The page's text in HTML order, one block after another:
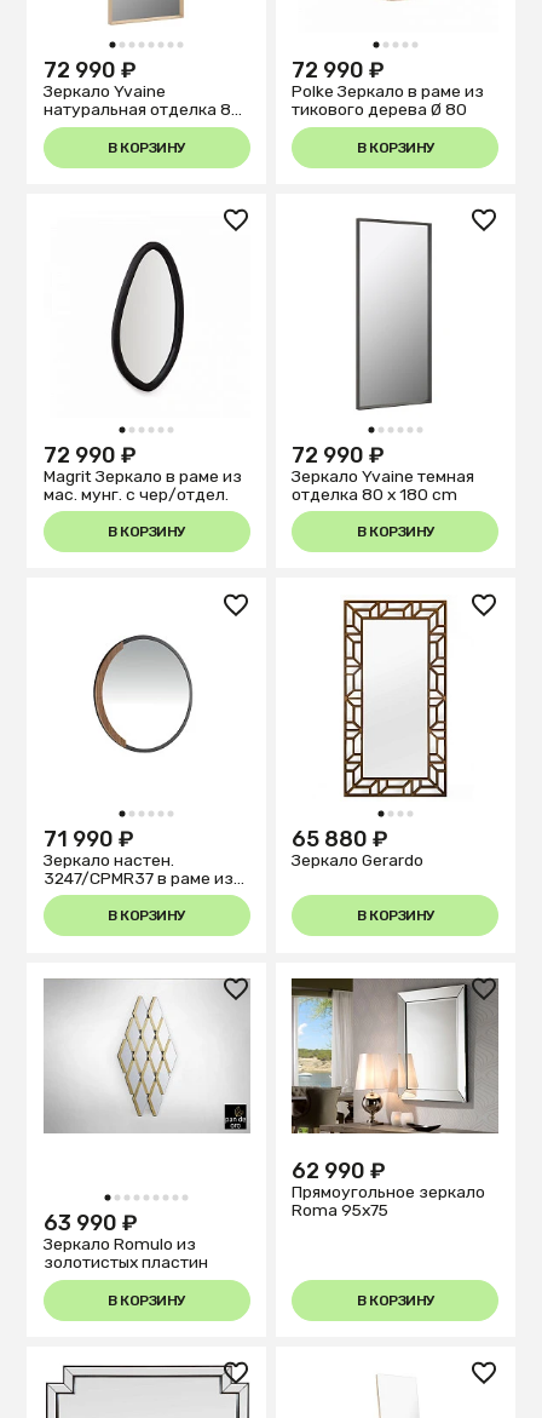
1 2 3 4 5 6 7 8
72 990 ₽
Зеркало Yvaine
натуральная отделка 80
x 180 cm
В КОРЗИНУ
1 2 3 4 5
72 990 ₽
Polke Зеркало в раме из
тикового дерева Ø 80
В КОРЗИНУ
1 2 3 4 5 6
72 990 ₽
Magrit Зеркало в раме из
мас. мунг. с чер/отдел.
В КОРЗИНУ
1 2 3 4 5 6
72 990 ₽
Зеркало Yvaine темная
отделка 80 x 180 cm
В КОРЗИНУ
1 2 3 4 5 6
71 990 ₽
Зеркало настен.
3247/CPMR37 в раме из
чер. стали
В КОРЗИНУ
1 2 3 4
65 880 ₽
Зеркало Gerardo
В КОРЗИНУ
1 2 3 4 5 6 7 8 9
63 990 ₽
Зеркало Romulo из
золотистых пластин
В КОРЗИНУ
62 990 ₽
Прямоугольное зеркало
Roma 95x75
В КОРЗИНУ